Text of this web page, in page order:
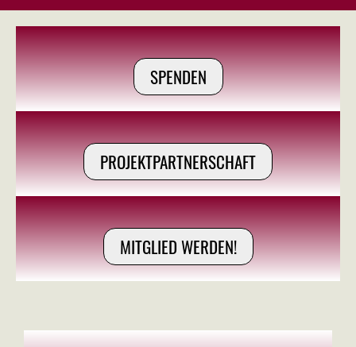
SPENDEN
PROJEKTPARTNERSCHAFT
MITGLIED WERDEN!